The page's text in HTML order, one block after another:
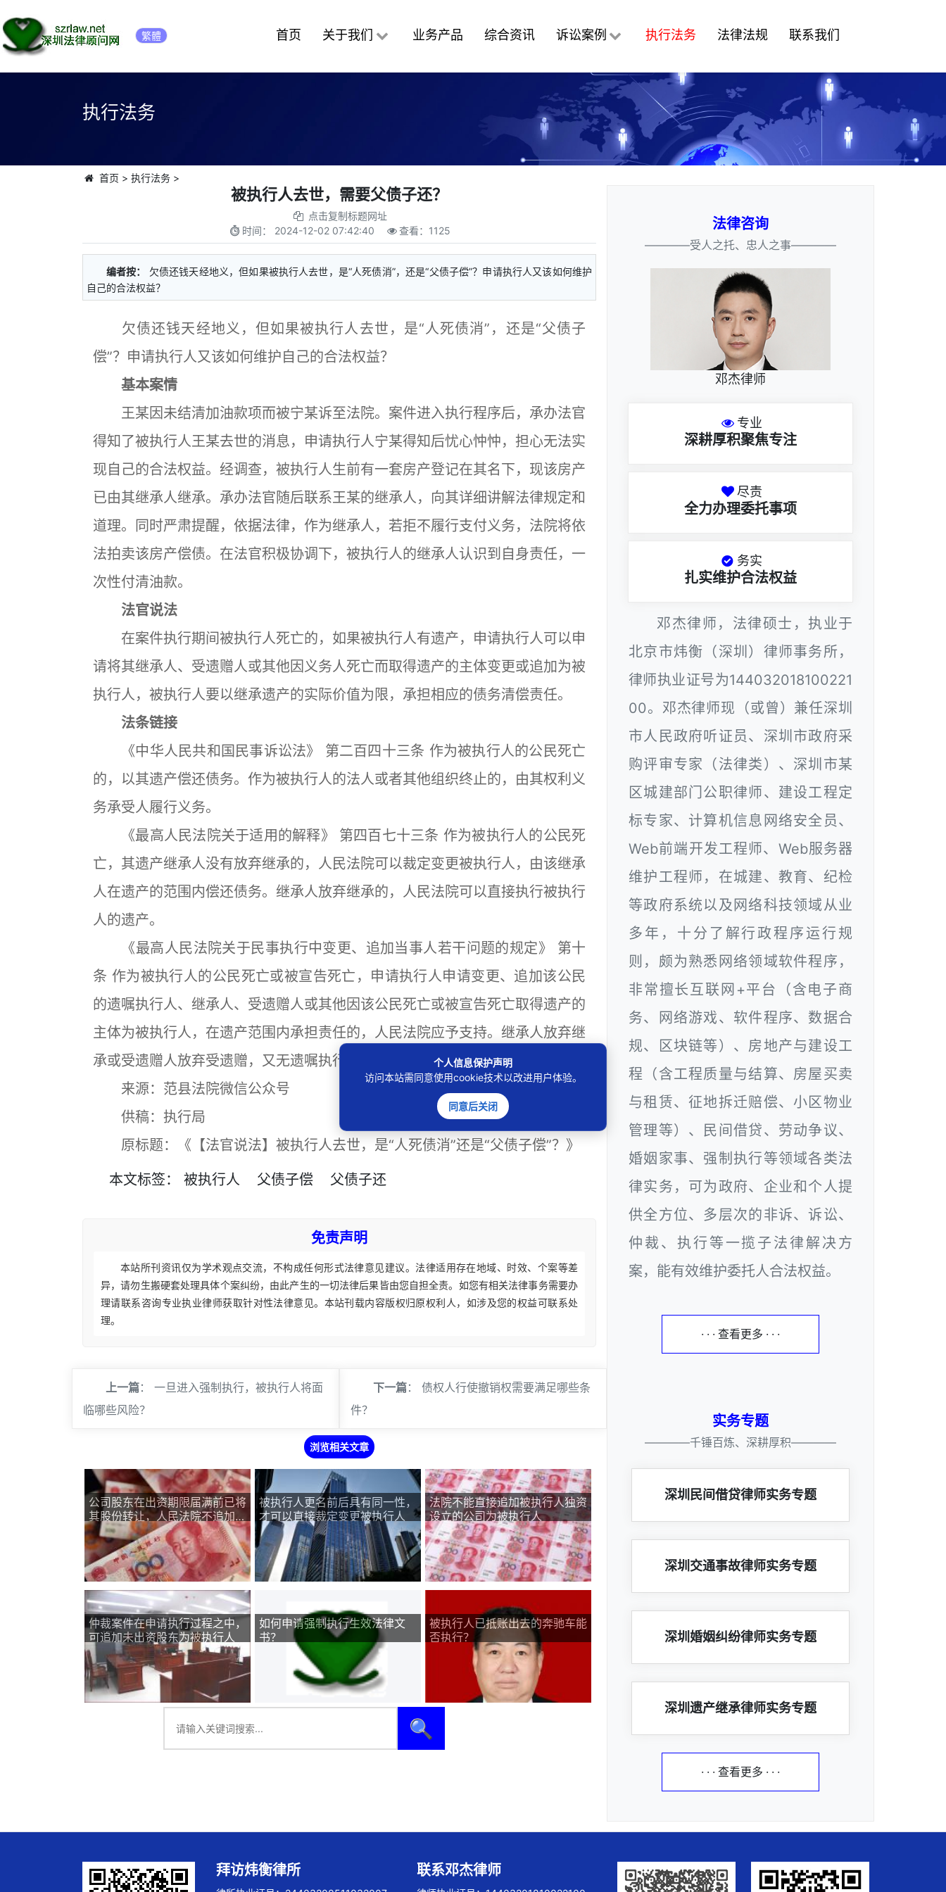
繁體 首页 关于我们 业务产品 综合资讯 诉讼案例 执行法务 法律法规 联系我们
执行法务
首页 > 执行法务>
被执行人去世，需要父债子还？
点击复制标题网址
时间： 2024-12-02 07:42:40 查看： 1125
编者按：
欠债还钱天经地义，但如果被执行人去世，是“人死债消”，还是“父债子偿”？申请执行人又该如何维护
自己的合法权益？
欠债还钱天经地义，但如果被执行人去世，是“人死债消”，还是“父债子
偿”？申请执行人又该如何维护自己的合法权益？
基本案情
王某因未结清加油款项而被宁某诉至法院。案件进入执行程序后，承办法官
得知了被执行人王某去世的消息，申请执行人宁某得知后忧心忡忡，担心无法实
现自己的合法权益。经调查，被执行人生前有一套房产登记在其名下，现该房产
已由其继承人继承。承办法官随后联系王某的继承人，向其详细讲解法律规定和
道理。同时严肃提醒，依据法律，作为继承人，若拒不履行支付义务，法院将依
法拍卖该房产偿债。在法官积极协调下，被执行人的继承人认识到自身责任，一
次性付清油款。
法官说法
在案件执行期间被执行人死亡的，如果被执行人有遗产，申请执行人可以申
请将其继承人、受遗赠人或其他因义务人死亡而取得遗产的主体变更或追加为被
执行人，被执行人要以继承遗产的实际价值为限，承担相应的债务清偿责任。
法条链接
《中华人民共和国民事诉讼法》 第二百四十三条 作为被执行人的公民死亡
的，以其遗产偿还债务。作为被执行人的法人或者其他组织终止的，由其权利义
务承受人履行义务。
《最高人民法院关于适用的解释》 第四百七十三条 作为被执行人的公民死
亡，其遗产继承人没有放弃继承的，人民法院可以裁定变更被执行人，由该继承
人在遗产的范围内偿还债务。继承人放弃继承的，人民法院可以直接执行被执行
人的遗产。
《最高人民法院关于民事执行中变更、追加当事人若干问题的规定》 第十
条 作为被执行人的公民死亡或被宣告死亡，申请执行人申请变更、追加该公民
的遗嘱执行人、继承人、受遗赠人或其他因该公民死亡或被宣告死亡取得遗产的
主体为被执行人，在遗产范围内承担责任的，人民法院应予支持。继承人放弃继
承或受遗赠人放弃受遗赠，又无遗嘱执行人的，人民法院可以直接执行遗产。
来源：范县法院微信公众号
供稿：执行局
原标题：《【法官说法】被执行人去世，是“人死债消”还是“父债子偿”？》
本文标签： 被执行人 父债子偿 父债子还
免责声明
本站所刊资讯仅为学术观点交流，不构成任何形式法律意见建议。法律适用存在地域、时效、个案等差
异，请勿生搬硬套处理具体个案纠纷，由此产生的一切法律后果皆由您自担全责。如您有相关法律事务需要办
理请联系咨询专业执业律师获取针对性法律意见。本站刊载内容版权归原权利人，如涉及您的权益可联系处
理。
上一篇： 一旦进入强制执行，被执行人将面
临哪些风险？
下一篇： 债权人行使撤销权需要满足哪些条
件？
浏览相关文章
公司股东在出资期限届满前已将
其股份转让，人民法院不追加该
股东为公司债务被执行人
被执行人更名前后具有同一性，
才可以直接裁定变更被执行人
法院不能直接追加被执行人独资
设立的公司为被执行人
仲裁案件在申请执行过程之中，
可追加未出资股东为被执行人
如何申请强制执行生效法律文
书？
被执行人已抵账出去的奔驰车能
否执行？
🔍
法律咨询
————受人之托、忠人之事————
邓杰律师
专业
深耕厚积聚焦专注
尽责
全力办理委托事项
务实
扎实维护合法权益
邓杰律师，法律硕士，执业于
北京市炜衡（深圳）律师事务所，
律师执业证号为144032018100221
00。邓杰律师现（或曾）兼任深圳
市人民政府听证员、深圳市政府采
购评审专家（法律类）、深圳市某
区城建部门公职律师、建设工程定
标专家、计算机信息网络安全员、
Web前端开发工程师、Web服务器
维护工程师，在城建、教育、纪检
等政府系统以及网络科技领域从业
多年，十分了解行政程序运行规
则，颇为熟悉网络领域软件程序，
非常擅长互联网+平台（含电子商
务、网络游戏、软件程序、数据合
规、区块链等）、房地产与建设工
程（含工程质量与结算、房屋买卖
与租赁、征地拆迁赔偿、小区物业
管理等）、民间借贷、劳动争议、
婚姻家事、强制执行等领域各类法
律实务，可为政府、企业和个人提
供全方位、多层次的非诉、诉讼、
仲裁、执行等一揽子法律解决方
案，能有效维护委托人合法权益。
· · · 查看更多 · · ·
实务专题
————千锤百炼、深耕厚积————
深圳民间借贷律师实务专题
深圳交通事故律师实务专题
深圳婚姻纠纷律师实务专题
深圳遗产继承律师实务专题
· · · 查看更多 · · ·
拜访炜衡律所 联系邓杰律师
个人信息保护声明
访问本站需同意使用cookie技术以改进用户体验。
同意后关闭